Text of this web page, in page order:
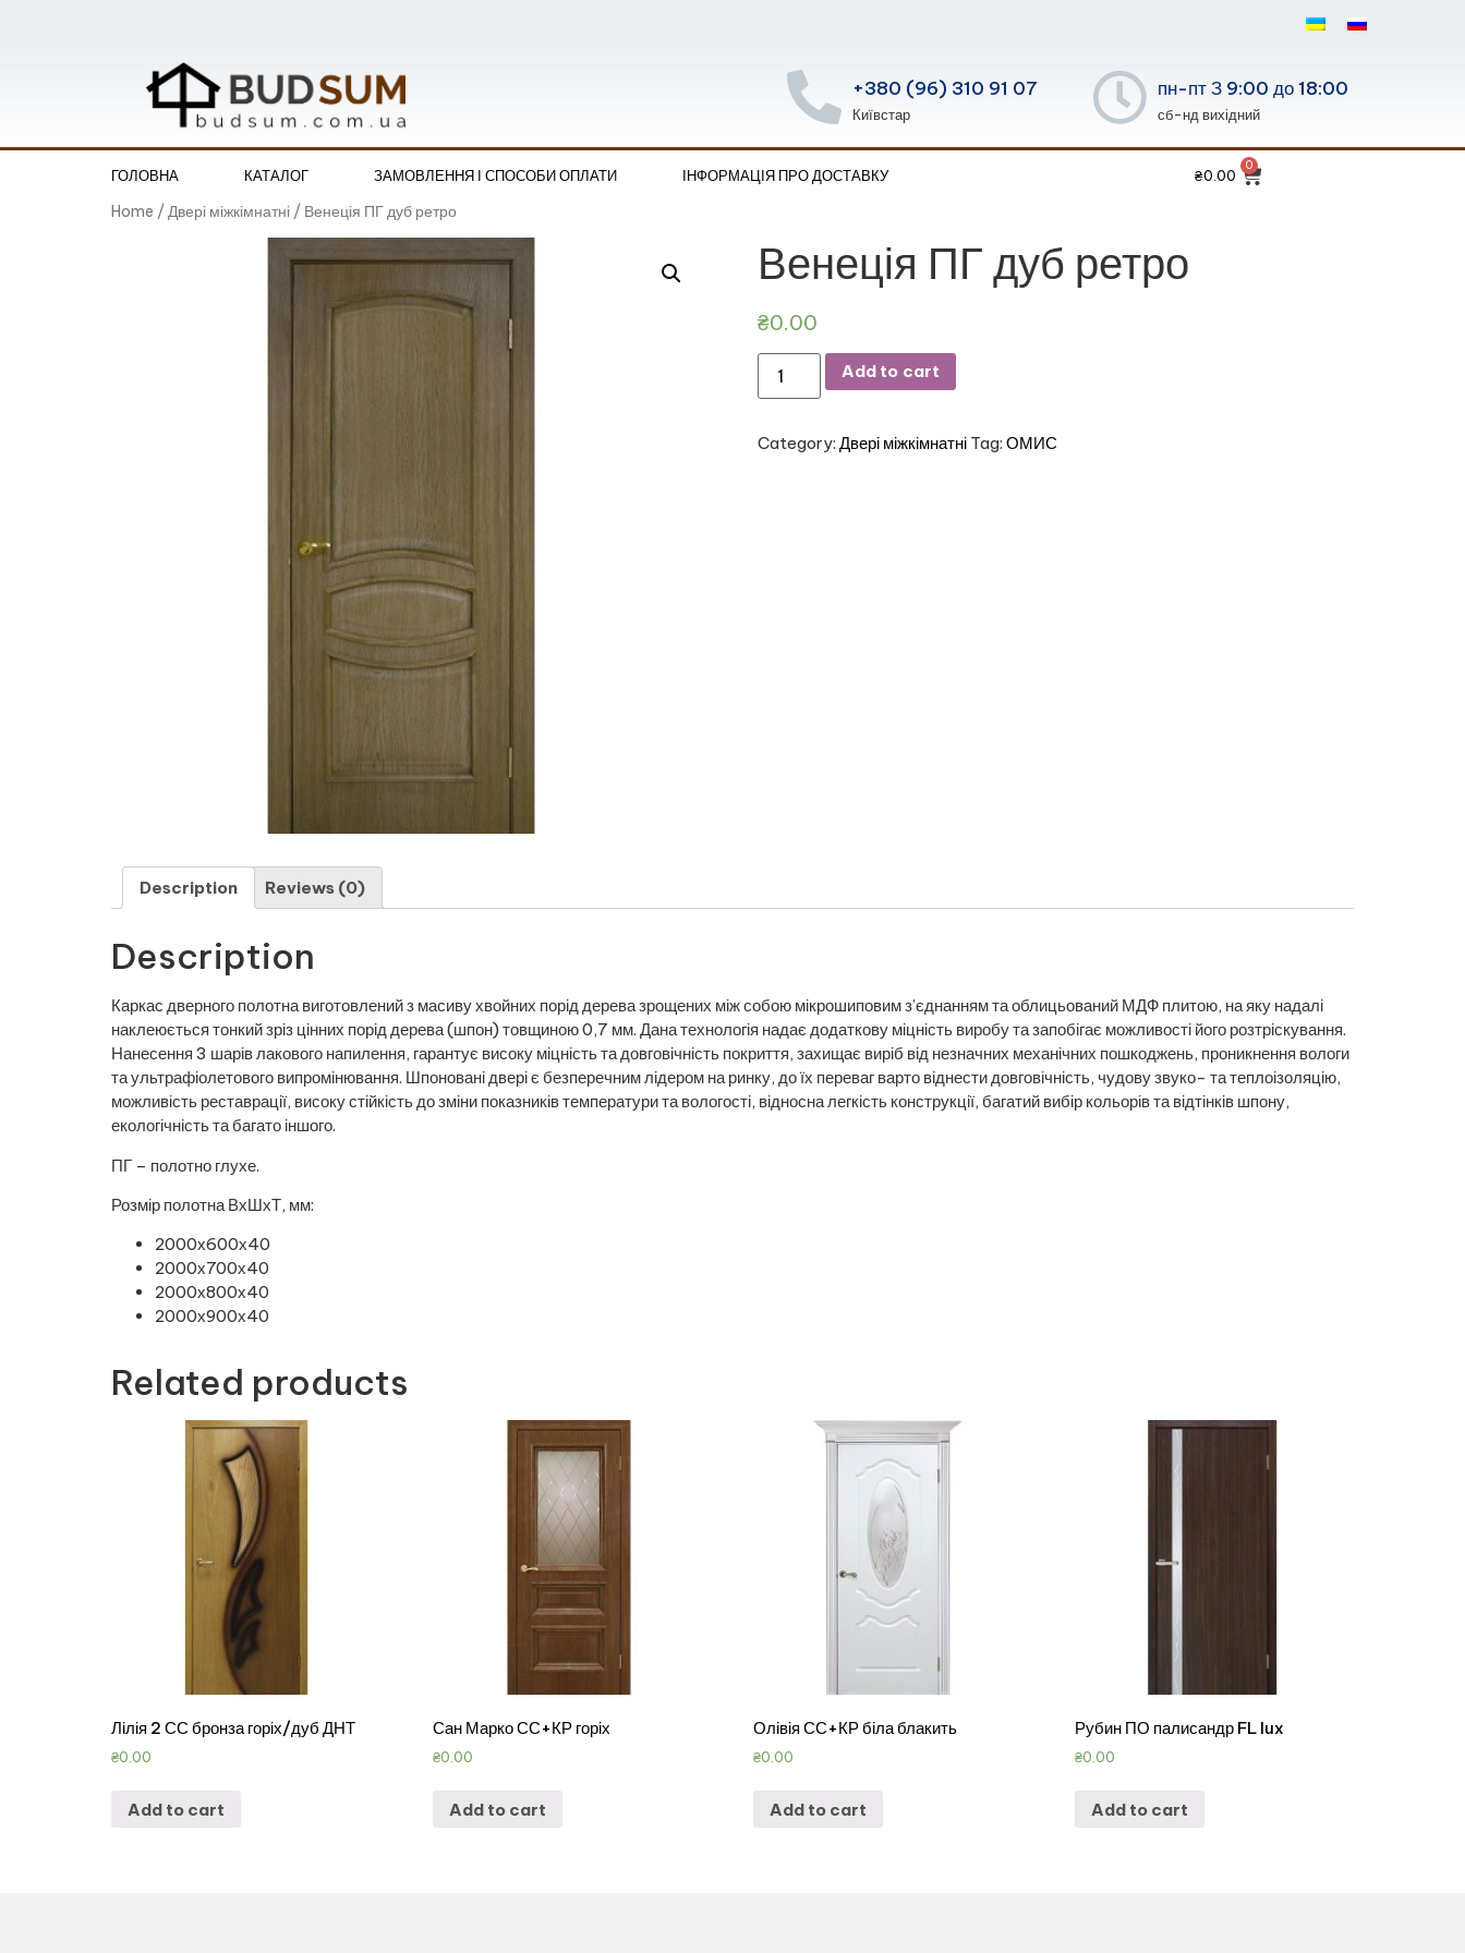
+380 (96) 310 91 07
Київстар
пн-пт З 9:00 до 18:00
сб-нд вихідний
ГОЛОВНА КАТАЛОГ ЗАМОВЛЕННЯ І СПОСОБИ ОПЛАТИ ІНФОРМАЦІЯ ПРО ДОСТАВКУ ₴0.00
Home /Двері міжкімнатні / Венеція ПГ дуб ретро
Венеція ПГ дуб ретро
₴0.00
Add to cart
Category: Двері міжкімнатні Tag: ОМИС
Description Reviews (0)
Description
Каркас дверного полотна виготовлений з масиву хвойних порід дерева зрощених між собою мікрошиповим з’єднанням та облицьований МДФ плитою, на яку надалі
наклеюється тонкий зріз цінних порід дерева (шпон) товщиною 0,7 мм. Дана технологія надає додаткову міцність виробу та запобігає можливості його розтріскування.
Нанесення 3 шарів лакового напилення, гарантує високу міцність та довговічність покриття, захищає виріб від незначних механічних пошкоджень, проникнення вологи
та ультрафіолетового випромінювання. Шпоновані двері є безперечним лідером на ринку, до їх переваг варто віднести довговічність, чудову звуко- та теплоізоляцію,
можливість реставрації, високу стійкість до зміни показників температури та вологості, відносна легкість конструкції, багатий вибір кольорів та відтінків шпону,
екологічність та багато іншого.
ПГ – полотно глухе.
Розмір полотна ВхШхТ, мм:
2000х600х40
2000х700х40
2000х800х40
2000х900х40
Related products
Лілія 2 СС бронза горіх/дуб ДНТ
₴0.00
Add to cart
Сан Марко СС+КР горіх
₴0.00
Add to cart
Олівія СС+КР біла блакить
₴0.00
Add to cart
Рубин ПО палисандр FL lux
₴0.00
Add to cart